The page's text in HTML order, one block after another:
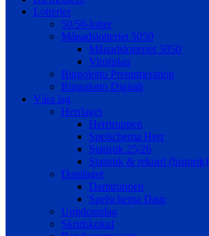
Lotterier
50/50-lotter
Månadslotteriet 5050
Månadslotteriet 5050
Vinstplan
Bingolotto Prenumeration
Bingolotto Digitalt
Våra lag
Herrlaget
Herrtruppen
Spelschema Herr
Statistik 25/26
Statistik & rekord (historik)
Damlaget
Damtruppen
Spelschema Dam
Ungdomslag
Skridskokul